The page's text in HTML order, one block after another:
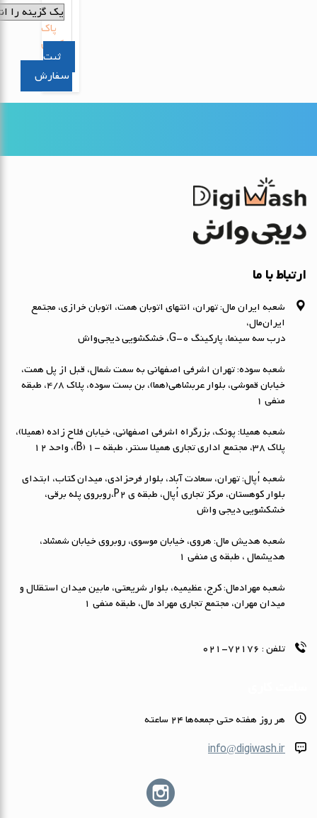
پاک
کردن
سفارش
ارتباط با ما
شعبه ایران مال: تهران، انتهای اتوبان همت، اتوبان خرازی، مجتمع
ایران‌مال،
درب سه سینما، پارکینگ G-0، خشکشویی دیجی‌واش
شعبه سوده: تهران اشرفی اصفهانی به سمت شمال، قبل از پل همت،
خیابان قموشی، بلوار عربشاهی(هما)، بن بست سوده، پلاک ۴/۸، طبقه
منفی ۱
شعبه همیلا: پونک، بزرگراه اشرفی اصفهانی، خیابان فلاح زاده (همیلا)،
پلاک 38، مجتمع اداری تجاری همیلا سنتر، طبقه -1 (B)، واحد 12
شعبه اُپال: تهران، سعادت آباد، بلوار فرحزادی، میدان کتاب، ابتداي
بلوار کوهستان، مرکز تجاری اُپال، طبقه ی P2،روبروی پله برقی،
خشکشویی دیجی واش
شعبه هدیش مال: هروی، خیابان موسوی، روبروی خیابان شمشاد،
هدیشمال ، طبقه ی منفی 1
شعبه مهرادمال: کرج، عظیمیه، بلوار شریعتی، مابین میدان استقلال و
میدان مهران، مجتمع تجاری مهراد مال، طبقه منفی 1
تلفن : 72176-021
هر روز هفته حتى جمعه‌ها 24 ساعته
info@digiwash.ir